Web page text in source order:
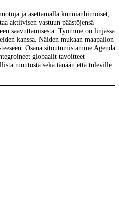
ja asettamalla kunnianhimoiset,
aktiivisen vastuun päästöjensä
saavuttamisesta. Työmme on linjassa
kanssa. Näiden mukaan maapallon
Osana sitoutumistamme Agenda
globaalit tavoitteet
muutosta sekä tänään että tuleville